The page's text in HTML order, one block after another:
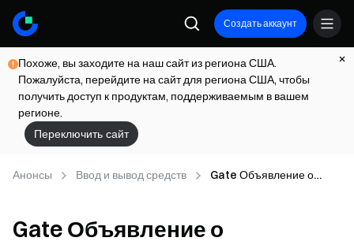
Создать аккаунт
Похоже, вы заходите на наш сайт из региона США.
Пожалуйста, перейдите на сайт для региона США, чтобы
получить доступ к продуктам, поддерживаемым в вашем
регионе.
Переключить сайт
Анонсы Ввод и вывод средств
Gate Объявление о
ARCH AI (ARCHAI)
Gate Объявление о